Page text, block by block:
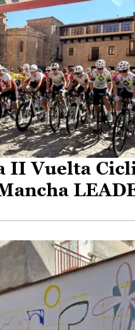
II Vuelta